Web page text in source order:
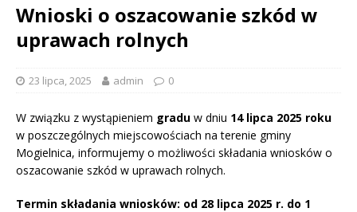
Wnioski o oszacowanie szkód w
uprawach rolnych
23 lipca, 2025 admin 0
W związku z wystąpieniem gradu w dniu 14 lipca 2025 roku
w poszczególnych miejscowościach na terenie gminy
Mogielnica, informujemy o możliwości składania wniosków o
oszacowanie szkód w uprawach rolnych.
Termin składania wniosków: od 28 lipca 2025 r. do 1